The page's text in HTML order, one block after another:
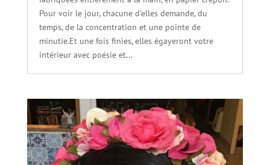
Pour voir le jour, chacune d'elles demande, du
temps, de la concentration et une pointe de
minutie.Et une fois finies, elles égayeront votre
intérieur avec poésie et...